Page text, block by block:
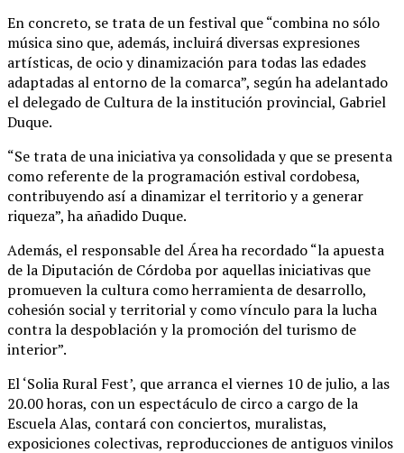
En concreto, se trata de un festival que “combina no sólo
música sino que, además, incluirá diversas expresiones
artísticas, de ocio y dinamización para todas las edades
adaptadas al entorno de la comarca”, según ha adelantado
el delegado de Cultura de la institución provincial, Gabriel
Duque.
“Se trata de una iniciativa ya consolidada y que se presenta
como referente de la programación estival cordobesa,
contribuyendo así a dinamizar el territorio y a generar
riqueza”, ha añadido Duque.
Además, el responsable del Área ha recordado “la apuesta
de la Diputación de Córdoba por aquellas iniciativas que
promueven la cultura como herramienta de desarrollo,
cohesión social y territorial y como vínculo para la lucha
contra la despoblación y la promoción del turismo de
interior”.
El ‘Solia Rural Fest’, que arranca el viernes 10 de julio, a las
20.00 horas, con un espectáculo de circo a cargo de la
Escuela Alas, contará con conciertos, muralistas,
exposiciones colectivas, reproducciones de antiguos vinilos